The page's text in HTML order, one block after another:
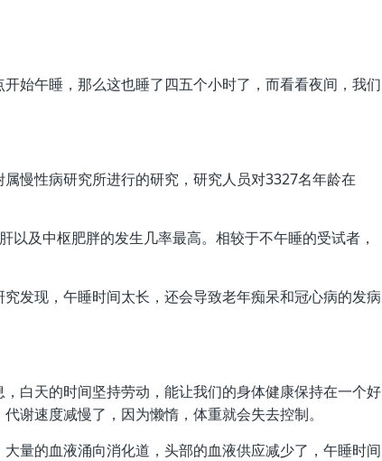
始午睡，那么这也睡了四五个小时了，而看看夜间，我们
慢性病研究所进行的研究，研究人员对3327名年龄在
及中枢肥胖的发生几率最高。相较于不午睡的受试者，
发现，午睡时间太长，还会导致老年痴呆和冠心病的发病
白天的时间坚持劳动，能让我们的身体健康保持在一个好
谢速度减慢了，因为懒惰，体重就会失去控制。
量的血液涌向消化道，头部的血液供应减少了，午睡时间